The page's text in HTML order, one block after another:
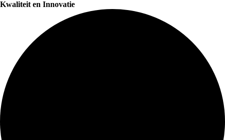
Kwaliteit en Innovatie